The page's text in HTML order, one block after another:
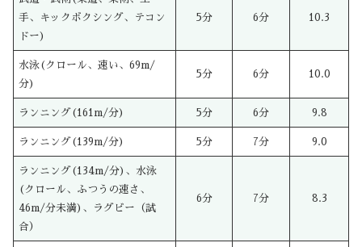
手、キックボクシング、テコン
ドー)
5分 6分 10.3
水泳(クロール、速い、69m/
分)
5分 6分 10.0
ランニング(161m/分) 5分 6分 9.8
ランニング(139m/分) 5分 7分 9.0
ランニング(134m/分)、水泳
(クロール、ふつうの速さ、
46m/分未満)、ラグビー（試
合）
6分 7分 8.3